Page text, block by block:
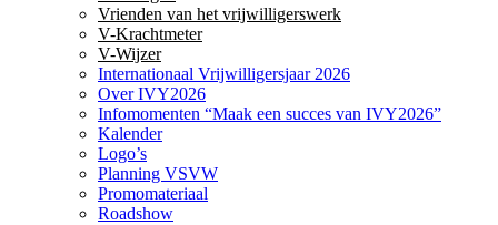
Vrienden van het vrijwilligerswerk
V-Krachtmeter
V-Wijzer
Internationaal Vrijwilligersjaar 2026
Over IVY2026
Infomomenten “Maak een succes van IVY2026”
Kalender
Logo’s
Planning VSVW
Promomateriaal
Roadshow